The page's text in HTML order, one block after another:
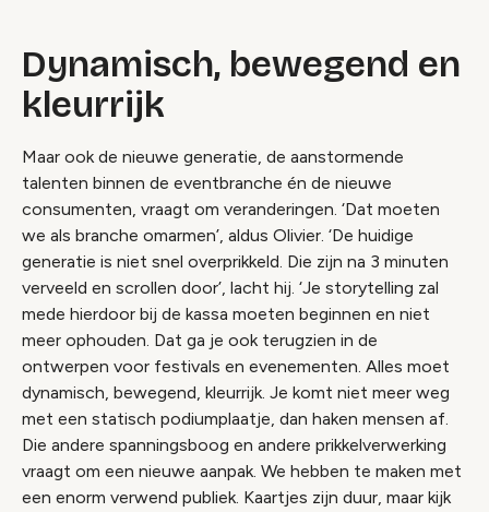
Dynamisch, bewegend en
kleurrijk
Maar ook de nieuwe generatie, de aanstormende
talenten binnen de eventbranche én de nieuwe
consumenten, vraagt om veranderingen. ‘Dat moeten
we als branche omarmen’, aldus Olivier. ‘De huidige
generatie is niet snel overprikkeld. Die zijn na 3 minuten
verveeld en scrollen door’, lacht hij. ‘Je storytelling zal
mede hierdoor bij de kassa moeten beginnen en niet
meer ophouden. Dat ga je ook terugzien in de
ontwerpen voor festivals en evenementen. Alles moet
dynamisch, bewegend, kleurrijk. Je komt niet meer weg
met een statisch podiumplaatje, dan haken mensen af.
Die andere spanningsboog en andere prikkelverwerking
vraagt om een nieuwe aanpak. We hebben te maken met
een enorm verwend publiek. Kaartjes zijn duur, maar kijk